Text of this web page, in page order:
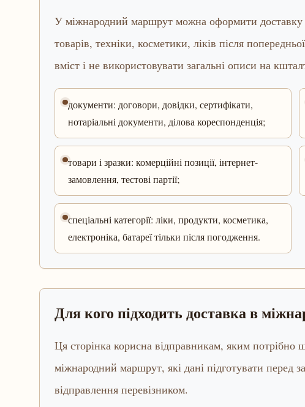
У міжнародний маршрут можна оформити доставку
товарів, техніки, косметики, ліків після
вміст і не використовувати загальні описи на
документи: договори, довідки, сертифікати,
нотаріальні документи, ділова кореспонденція;
товари і зразки: комерційні позиції, інтернет-
замовлення, тестові партії;
спеціальні категорії: ліки, продукти, косметика,
електроніка, батареї тільки після погодження.
Для кого підходить доставка в
Ця сторінка корисна відправникам, яким потрібно
міжнародний маршрут, які дані підготувати
відправлення перевізником.